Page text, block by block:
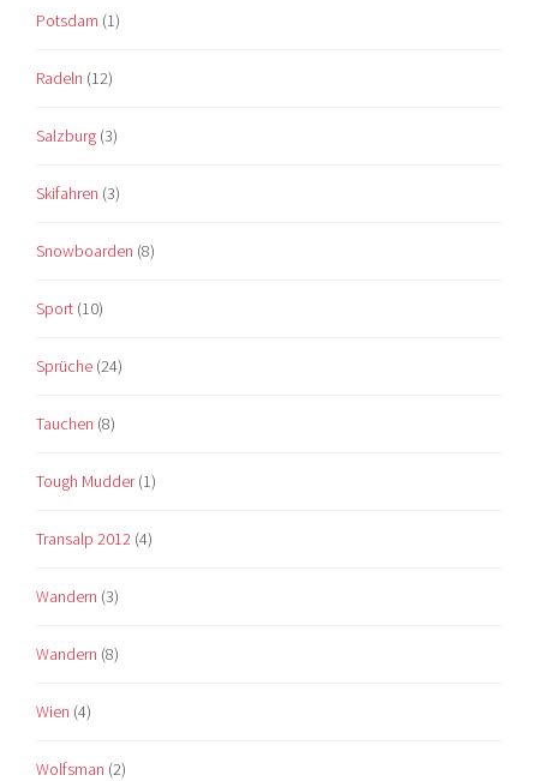
Potsdam (1)
Radeln (12)
Salzburg (3)
Skifahren (3)
Snowboarden (8)
Sport (10)
Sprüche (24)
Tauchen (8)
Tough Mudder(1)
Transalp 2012 (4)
Wandern (3)
Wandern (8)
Wien (4)
Wolfsman (2)